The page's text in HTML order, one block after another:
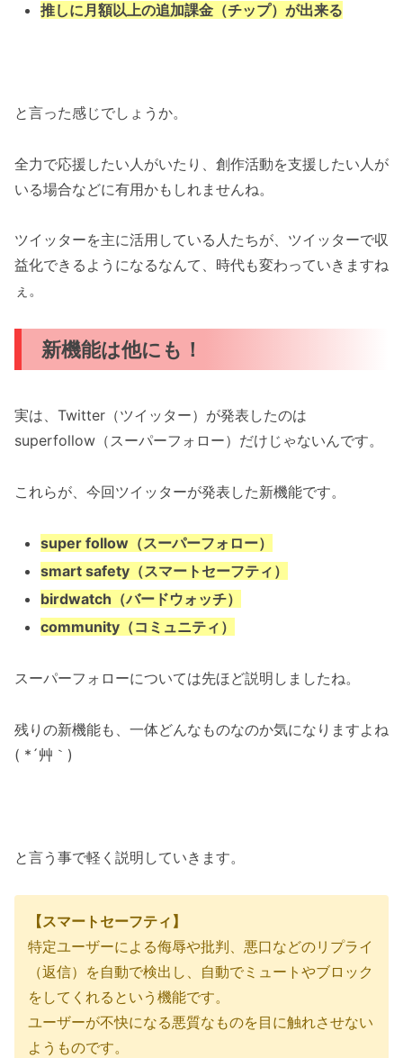
推しに月額以上の追加課金（チップ）が出来る
と言った感じでしょうか。
全力で応援したい人がいたり、創作活動を支援したい人が
いる場合などに有用かもしれませんね。
ツイッターを主に活用している人たちが、ツイッターで収
益化できるようになるなんて、時代も変わっていきますね
ぇ。
新機能は他にも！
実は、Twitter（ツイッター）が発表したのは
superfollow（スーパーフォロー）だけじゃないんです。
これらが、今回ツイッターが発表した新機能です。
super follow（スーパーフォロー）
smart safety（スマートセーフティ）
birdwatch（バードウォッチ）
community（コミュニティ）
スーパーフォローについては先ほど説明しましたね。
残りの新機能も、一体どんなものなのか気になりますよね
( *´艸｀)
と言う事で軽く説明していきます。
【スマートセーフティ】
特定ユーザーによる侮辱や批判、悪口などのリプライ
（返信）を自動で検出し、自動でミュートやブロック
をしてくれるという機能です。
ユーザーが不快になる悪質なものを目に触れさせない
ようものです。